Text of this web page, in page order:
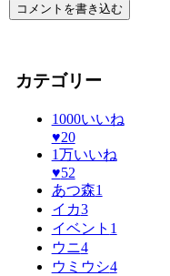
コメントを書き込む
カテゴリー
1000いいね
♥20
1万いいね
♥52
あつ森1
イカ3
イベント 1
ウニ4
ウミウシ4